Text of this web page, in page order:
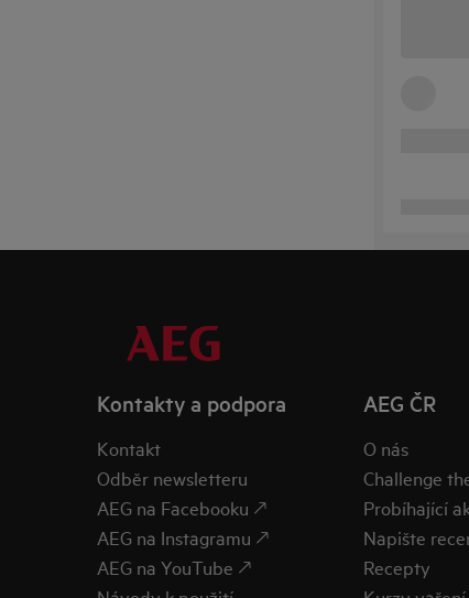
Kontakty a podpora
Kontakt
Odběr newsletteru
AEG na Facebooku 🡕
AEG na Instagramu 🡕
AEG na YouTube 🡕
AEG ČR
O nás
Challenge
Probíhající
Napište
Recepty